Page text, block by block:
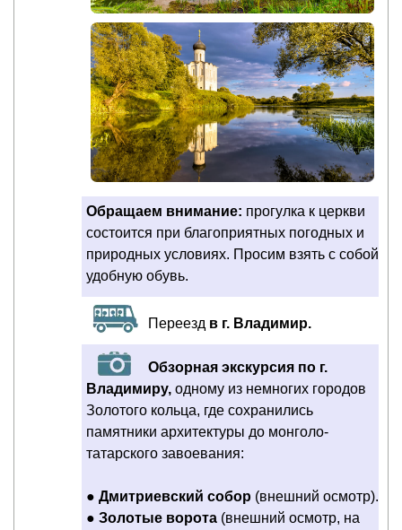
Обращаем внимание: прогулка к церкви
состоится при благоприятных погодных и
природных условиях. Просим взять с собой
удобную обувь.
Переезд в г. Владимир.
Обзорная экскурсия по г.
Владимиру, одному из немногих городов
Золотого кольца, где сохранились
памятники архитектуры до монголо-
татарского завоевания:
● Дмитриевский собор (внешний осмотр).
● Золотые ворота (внешний осмотр, на